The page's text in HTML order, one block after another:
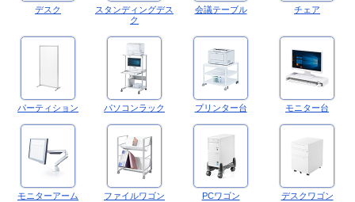
デスク
スタンディングデス
ク
会議テーブル チェア
パーティション パソコンラック プリンター台 モニター台
モニターアーム ファイルワゴン PCワゴン デスクワゴン